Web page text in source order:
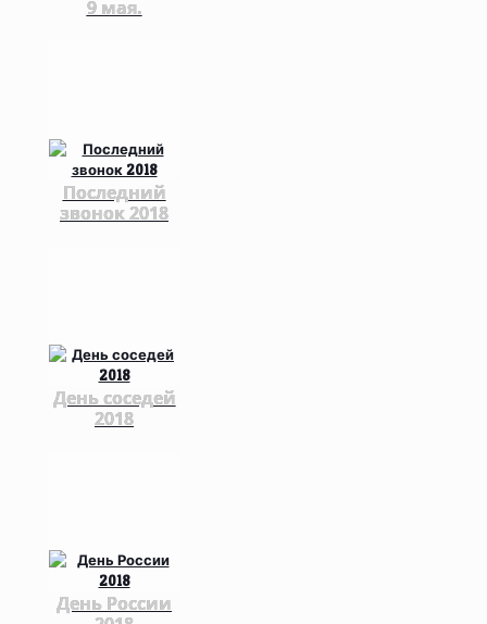
9 мая.
Последний
звонок 2018
День соседей
2018
День России